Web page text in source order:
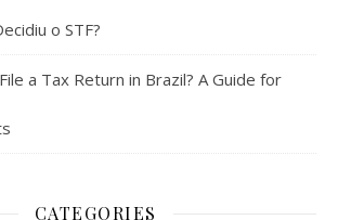
o STF?
a Tax Return in Brazil? A Guide for
CATEGORIES